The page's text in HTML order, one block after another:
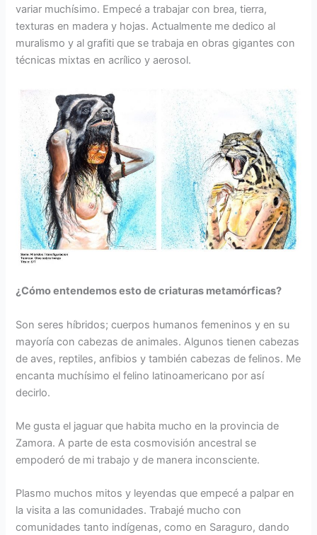
variar muchísimo. Empecé a trabajar con brea, tierra,
texturas en madera y hojas. Actualmente me dedico al
muralismo y al grafiti que se trabaja en obras gigantes con
técnicas mixtas en acrílico y aerosol.
¿Cómo entendemos esto de criaturas metamórficas?
Son seres híbridos; cuerpos humanos femeninos y en su
mayoría con cabezas de animales. Algunos tienen cabezas
de aves, reptiles, anfibios y también cabezas de felinos. Me
encanta muchísimo el felino latinoamericano por así
decirlo.
Me gusta el jaguar que habita mucho en la provincia de
Zamora. A parte de esta cosmovisión ancestral se
empoderó de mi trabajo y de manera inconsciente.
Plasmo muchos mitos y leyendas que empecé a palpar en
la visita a las comunidades. Trabajé mucho con
comunidades tanto indígenas, como en Saraguro, dando